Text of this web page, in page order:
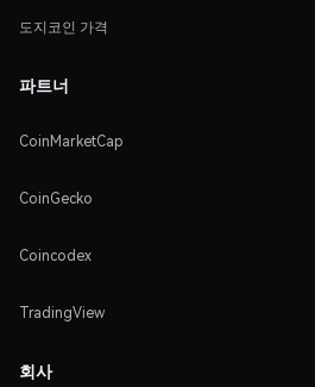
도지코인 가격
파트너
CoinMarketCap
CoinGecko
Coincodex
TradingView
회사